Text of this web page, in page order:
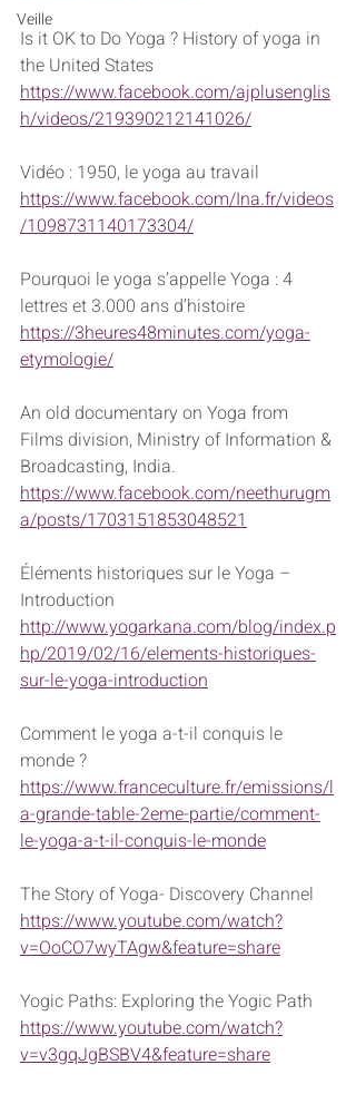
Veille
Is it OK to Do Yoga ? History of yoga in
the United States
https://www.facebook.com/ajplusenglis
h/videos/219390212141026/
Vidéo : 1950, le yoga au travail
https://www.facebook.com/Ina.fr/videos
/1098731140173304/
Pourquoi le yoga s’appelle Yoga : 4
lettres et 3.000 ans d’histoire
https://3heures48minutes.com/yoga-
etymologie/
An old documentary on Yoga from
Films division, Ministry of Information &
Broadcasting, India.
https://www.facebook.com/neethurugm
a/posts/1703151853048521
Éléments historiques sur le Yoga –
Introduction
http://www.yogarkana.com/blog/index.p
hp/2019/02/16/elements-historiques-
sur-le-yoga-introduction
Comment le yoga a-t-il conquis le
monde ?
https://www.franceculture.fr/emissions/l
a-grande-table-2eme-partie/comment-
le-yoga-a-t-il-conquis-le-monde
The Story of Yoga- Discovery Channel
https://www.youtube.com/watch?
v=OoCO7wyTAgw&feature=share
Yogic Paths: Exploring the Yogic Path
https://www.youtube.com/watch?
v=v3gqJgBSBV4&feature=share